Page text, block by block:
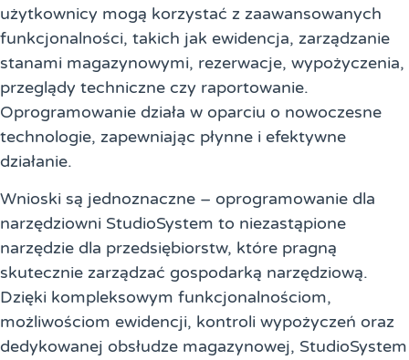
użytkownicy mogą korzystać z zaawansowanych
funkcjonalności, takich jak ewidencja, zarządzanie
stanami magazynowymi, rezerwacje, wypożyczenia,
przeglądy techniczne czy raportowanie.
Oprogramowanie działa w oparciu o nowoczesne
technologie, zapewniając płynne i efektywne
działanie.
Wnioski są jednoznaczne – oprogramowanie dla
narzędziowni StudioSystem to niezastąpione
narzędzie dla przedsiębiorstw, które pragną
skutecznie zarządzać gospodarką narzędziową.
Dzięki kompleksowym funkcjonalnościom,
możliwościom ewidencji, kontroli wypożyczeń oraz
dedykowanej obsłudze magazynowej, StudioSystem